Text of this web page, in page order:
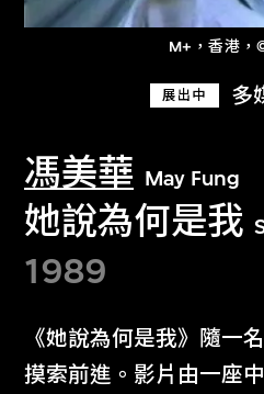
M+，香港，
展出中 多
馮美華 May Fung
她說為何是我
1989
《她說為何是我》隨一
摸索前進。影片由一座
關於M+藏品
探索世界頂級的二十